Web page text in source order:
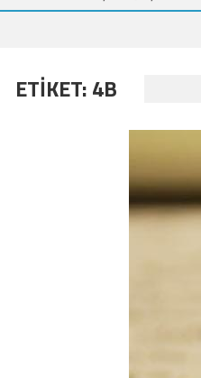
ETIKET:4B